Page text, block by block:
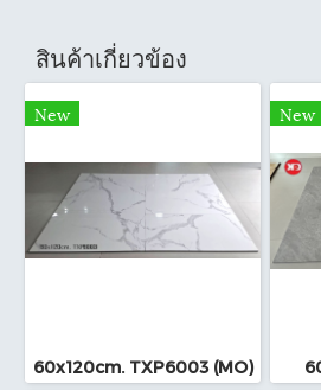
สินค้าเกี่ยวข้อง
New
60x120cm. TXP6003 (MO)
New